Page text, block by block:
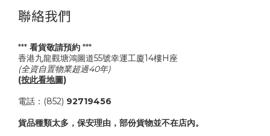
聯絡我們
*** 看貨敬請預約 ***
香港九龍觀塘鴻圖道55號幸運工廈14樓H座
(全資自置物業超過40年)
(按此看地圖)
電話：(852) 92719456
貨品種類太多，保安理由，部份貨物並不在店內。